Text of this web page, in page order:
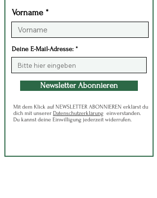
Vorname
Deine E-Mail-Adresse:
Newsletter Abonnieren
Mit dem Klick auf NEWSLETTER ABONNIEREN erklärst du
dich mit unserer Datenschutzerklärung einverstanden.
Du kannst deine Einwilligung jederzeit widerrufen.